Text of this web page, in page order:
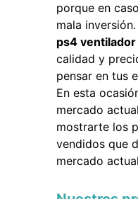
porque en
mala
ps4 ventilador
calidad y
pensar en tus
En esta
mercado
mostrarte los
vendidos que
mercado